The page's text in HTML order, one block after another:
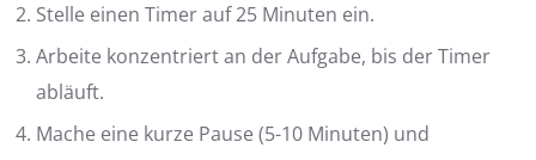
Stelle einen Timer auf 25 Minuten ein.
Arbeite konzentriert an der Aufgabe, bis der Timer
abläuft.
Mache eine kurze Pause (5-10 Minuten) und